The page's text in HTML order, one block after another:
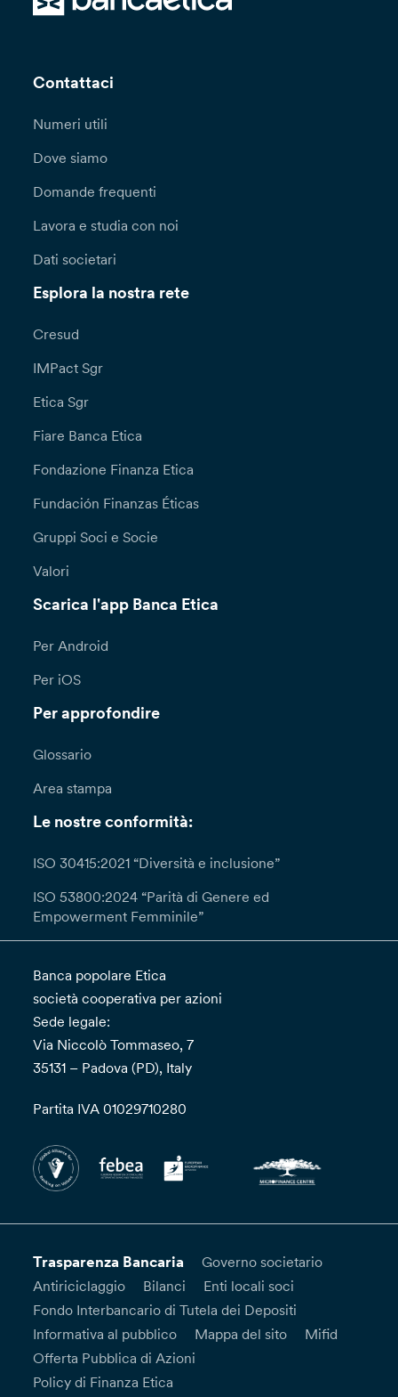
Contattaci
Numeri utili
Dove siamo
Domande frequenti
Lavora e studia con noi
Dati societari
Esplora la nostra rete
Cresud
IMPact Sgr
Etica Sgr
Fiare Banca Etica
Fondazione Finanza Etica
Fundación Finanzas Éticas
Gruppi Soci e Socie
Valori
Scarica l'app Banca Etica
Per Android
Per iOS
Per approfondire
Glossario
Area stampa
Le nostre conformità:
ISO 30415:2021 “Diversità e inclusione”
ISO 53800:2024 “Parità di Genere ed
Empowerment Femminile”
Banca popolare Etica
società cooperativa per azioni
Sede legale:
Via Niccolò Tommaseo, 7
35131 – Padova (PD), Italy
Partita IVA 01029710280
Trasparenza Bancaria
Governo societario
Antiriciclaggio
Bilanci
Enti locali soci
Fondo Interbancario di Tutela dei Depositi
Informativa al pubblico
Mappa del sito
Mifid
Offerta Pubblica di Azioni
Policy di Finanza Etica